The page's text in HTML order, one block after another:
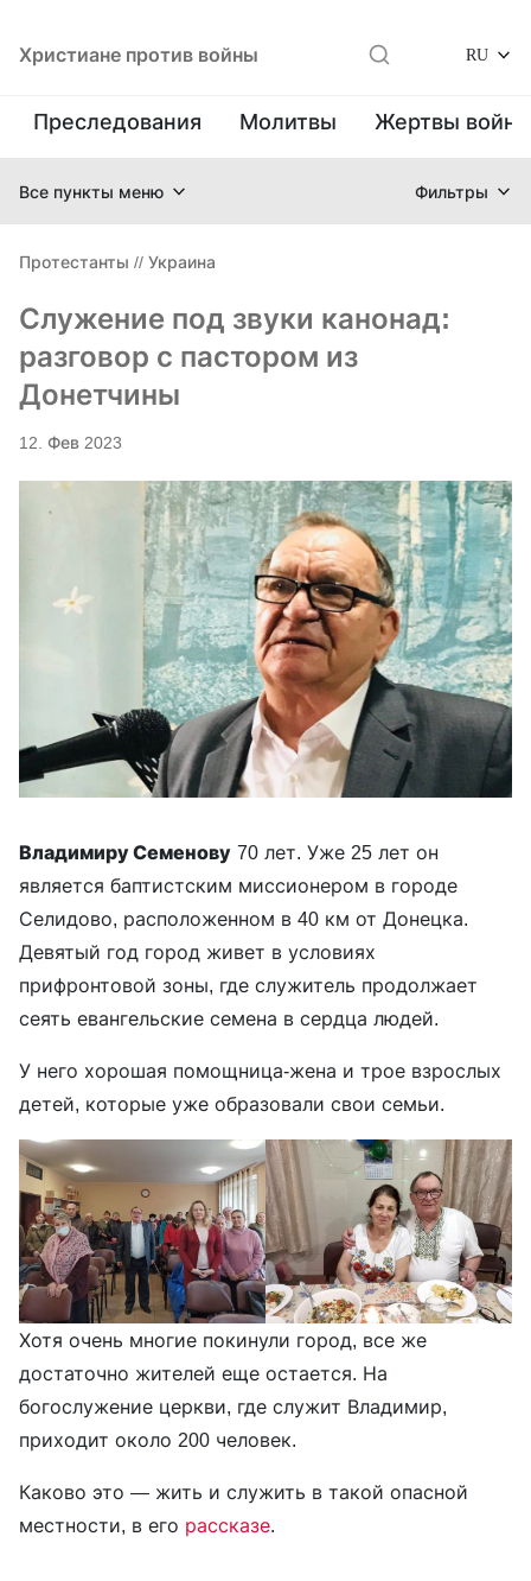
Христиане против войны RU
Преследования Молитвы Жертвы
Все пункты меню Фильтры
Протестанты // Украина
Служение под звуки канонад:
разговор с пастором из
Донетчины
12. Фев 2023
Владимиру Семенову 70 лет. Уже 25 лет он
является баптистским миссионером в городе
Селидово, расположенном в 40 км от Донецка.
Девятый год город живет в условиях
прифронтовой зоны, где служитель продолжает
сеять евангельские семена в сердца людей.
У него хорошая помощница-жена и трое взрослых
детей, которые уже образовали свои семьи.
Хотя очень многие покинули город, все же
достаточно жителей еще остается. На
богослужение церкви, где служит Владимир,
приходит около 200 человек.
Каково это — жить и служить в такой опасной
местности, в его рассказе.